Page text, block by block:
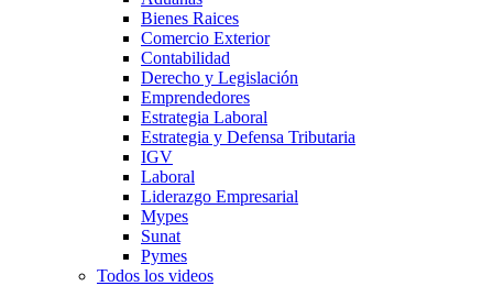
Bienes Raices
Comercio Exterior
Contabilidad
Derecho y Legislación
Emprendedores
Estrategia Laboral
Estrategia y Defensa Tributaria
IGV
Laboral
Liderazgo Empresarial
Mypes
Sunat
Pymes
Todos los videos